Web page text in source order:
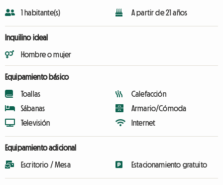
1 habitante(s) A partir de 21 años
Inquilino ideal
Hombre o mujer
Equipamiento básico
Toallas
Sábanas
Televisión
Calefacción
Armario/Cómoda
Internet
Equipamiento adicional
Escritorio / Mesa Estacionamiento gratuito